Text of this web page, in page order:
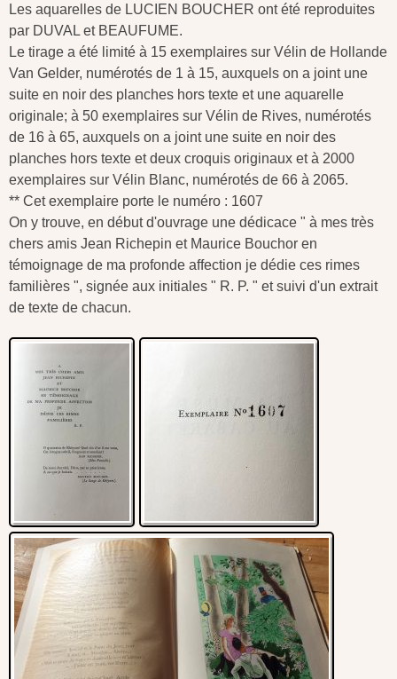
Les aquarelles de LUCIEN BOUCHER ont été reproduites
par DUVAL et BEAUFUME.
Le tirage a été limité à 15 exemplaires sur Vélin de Hollande
Van Gelder, numérotés de 1 à 15, auxquels on a joint une
suite en noir des planches hors texte et une aquarelle
originale; à 50 exemplaires sur Vélin de Rives, numérotés
de 16 à 65, auxquels on a joint une suite en noir des
planches hors texte et deux croquis originaux et à 2000
exemplaires sur Vélin Blanc, numérotés de 66 à 2065.
** Cet exemplaire porte le numéro : 1607
On y trouve, en début d'ouvrage une dédicace " à mes très
chers amis Jean Richepin et Maurice Bouchor en
témoignage de ma profonde affection je dédie ces rimes
familières ", signée aux initiales " R. P. " et suivi d'un extrait
de texte de chacun.